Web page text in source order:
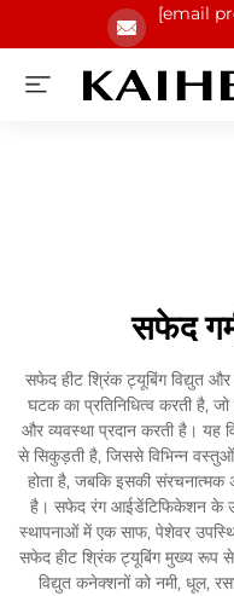
[email
सफेद
सफेद हीट श्रिंक ट्यूबिंग विद्युत
घटक का प्रतिनिधित्व करती है,
और व्यवस्था प्रदान करती है। यह
से सिकुड़ती है, जिससे विभिन्न
होता है, जबकि इसकी संरचनात्मक
है। सफेद रंग आईडेंटिफिकेशन के
स्थापनाओं में एक साफ, पेशेवर
सफेद हीट श्रिंक ट्यूबिंग मुख्य रूप से
विद्युत कनेक्शनों को नमी, धूल,